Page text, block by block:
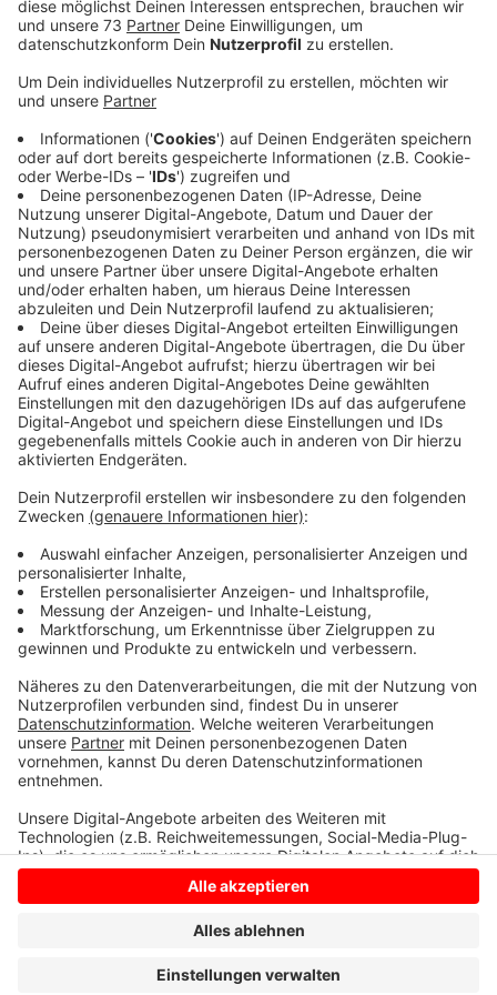
seit dem Mittag (28.02.22) freigegeben, teilte
Autobahn Westfalen mit.
Veröffentlicht:Montag, 28.02.2022 14:37
Anzeige
Tankstellengebäude folgen noch
Anzeige
Es stehen insgesamt knapp 120 Lastwagenstellplätze
und rund 50 Pkw-Stellplätze zur Verfügung - und
Toiletten-Container. Denn die Toilettengebäude
werden noch gebaut. Tankstellen sind mittelfristig
auch geplant. Das Konzessionsverfahren für den
Tankstellenbetreiber soll in diesem Jahr starten. Das
mehrstufige, EU-weite Vergabeverfahren dauert etwa
ein Jahr. Daran schließen sich voraussichtlich
anderthalb Jahre Bauzeit an, bis die Tankstellen in
Betrieb gehen.
Anzeige
Anzeige